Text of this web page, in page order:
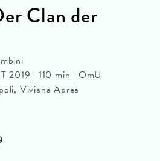
Clan der
2019 | 110 min | OmU
Viviana Aprea